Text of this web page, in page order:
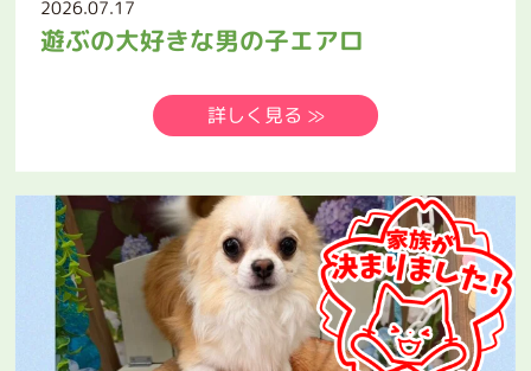
2026.07.17
遊ぶの大好きな男の子エアロ
詳しく見る ≫